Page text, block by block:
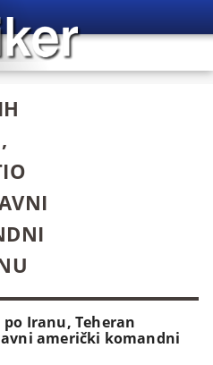
Iranu, Teheran
američki komandni